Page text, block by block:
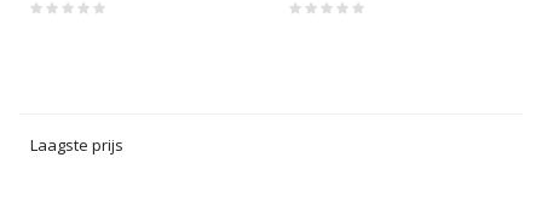
Laagste prijs